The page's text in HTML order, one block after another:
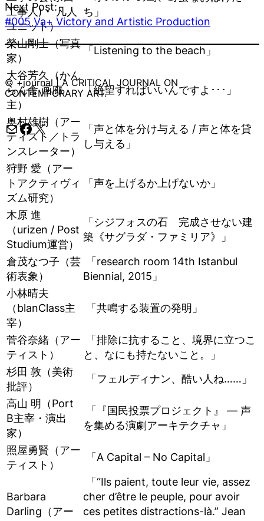
工事人)・ 凡人
ユニット）
ち」
榮山剛士（写真
家）
「Listening to the beach」
大谷芳久（かん
らん舎 画廊
主）
「絶望すればいいんですよ･･･」
奥村雄樹（アー
ティスト／トラ
ンスレーター）
「声と体を分け与える / 声と体を貸
し与える」
狩野 愛（アー
トアクティヴィ
ズム研究）
「声を上げるか上げないか」
木原 進
（urizen / Post
Studium運営）
「シジフォスの石 完成させない建
築《サグラダ・ファミリア》」
倉茂なつ子（芸
術表象）
「research room 14th Istanbul
Biennial, 2015」
小林晴夫
（blanClass主
宰）
「共鳴する装置の発明」
菅谷奈緒（アー
ティスト）
「排除に抗すること、境界に立つこ
と、なにも持たないこと。」
杉田 敦（美術
批評）
「フェルディナン、酷い人ね……」
高山 明（Port
B主宰・演出
家）
「『国民投票プロジェクト』 — 声
を集める演劇アーキテクチャ」
照屋勇賢（アー
ティスト）
「A Capital – No Capital」
Barbara
Darling（アー
「“Ils paient, toute leur vie, assez
cher d’être le peuple, pour avoir
ces petites distractions-là.” Jean
Next Post:
#005 Va+ Victory and Artistic Production
© +journal | A CRITICAL JOURNAL ON
CONTEMPORARY ART.
メールFacebook
X